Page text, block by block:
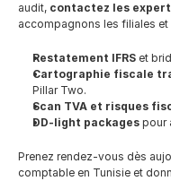
audit, contactez les
accompagnons les filiales
Restatement IFRS et
Cartographie fiscale
Pillar Two.
Scan TVA et risques
DD-light packages pour
Prenez rendez-vous dès
comptable en Tunisie et